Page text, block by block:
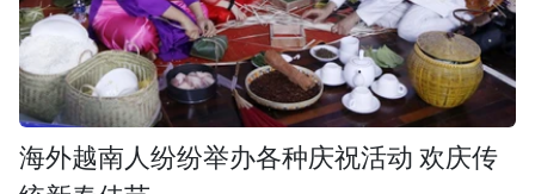
海外越南人纷纷举办各种庆祝活动 欢庆传